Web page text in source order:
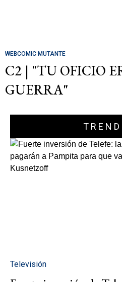
WEBCOMIC MUTANTE
C2 | "TU OFICIO
GUERRA"
Televisión